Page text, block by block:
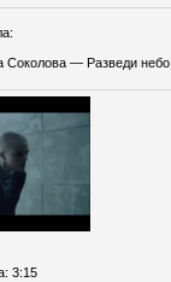
:
Соколова — Разведи небо
: 3:15